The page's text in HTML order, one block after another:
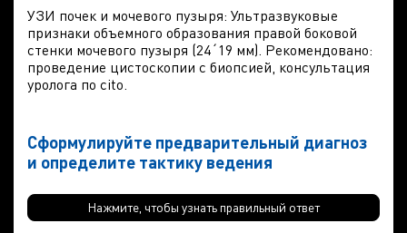
УЗИ почек и мочевого пузыря: Ультразвуковые
признаки объемного образования правой боковой
стенки мочевого пузыря (24´19 мм). Рекомендовано:
проведение цистоскопии с биопсией, консультация
уролога по cito.
Cформулируйте предварительный диагноз
и определите тактику ведения
Нажмите, чтобы узнать правильный ответ